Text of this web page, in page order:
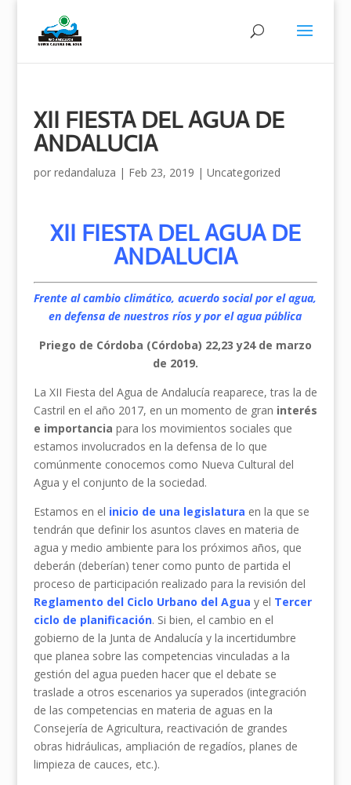
XII FIESTA DEL AGUA DE
ANDALUCIA
por redandaluza | Feb 23, 2019 | Uncategorized
XII FIESTA DEL AGUA DE
ANDALUCIA
Frente al cambio climático, acuerdo social por el agua,
en defensa de nuestros ríos y por el agua pública
Priego de Córdoba (Córdoba) 22,23 y24 de marzo
de 2019.
La XII Fiesta del Agua de Andalucía reaparece, tras la de
Castril en el año 2017, en un momento de gran interés
e importancia para los movimientos sociales que
estamos involucrados en la defensa de lo que
comúnmente conocemos como Nueva Cultural del
Agua y el conjunto de la sociedad.
Estamos en el inicio de una legislatura en la que se
tendrán que definir los asuntos claves en materia de
agua y medio ambiente para los próximos años, que
deberán (deberían) tener como punto de partida el
proceso de participación realizado para la revisión del
Reglamento del Ciclo Urbano del Agua y el Tercer
ciclo de planificación. Si bien, el cambio en el
gobierno de la Junta de Andalucía y la incertidumbre
que planea sobre las competencias vinculadas a la
gestión del agua pueden hacer que el debate se
traslade a otros escenarios ya superados (integración
de las competencias en materia de aguas en la
Consejería de Agricultura, reactivación de grandes
obras hidráulicas, ampliación de regadíos, planes de
limpieza de cauces, etc.).